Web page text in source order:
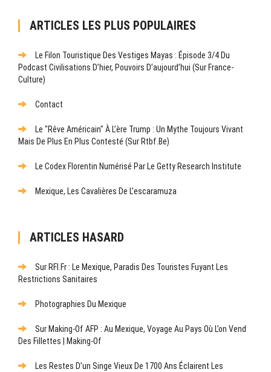
ARTICLES LES PLUS POPULAIRES
Le Filon Touristique Des Vestiges Mayas : Épisode 3/4 Du
Podcast Civilisations D’hier, Pouvoirs D’aujourd’hui (sur France-
Culture)
Contact
Le "rêve Américain" À L’ère Trump : Un Mythe Toujours Vivant
Mais De Plus En Plus Contesté (sur Rtbf.be)
Le Codex Florentin Numérisé Par Le Getty Research Institute
Mexique, Les Cavalières De L’escaramuza
ARTICLES HASARD
Sur RFI.fr : Le Mexique, Paradis Des Touristes Fuyant Les
Restrictions Sanitaires
Photographies Du Mexique
Sur Making-Of AFP : Au Mexique, Voyage Au Pays Où L’on Vend
Des Fillettes | Making-Of
Les Restes D’un Singe Vieux De 1700 Ans Éclairent Les